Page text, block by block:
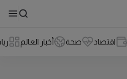
اقتصاد صحة أخبار العالم